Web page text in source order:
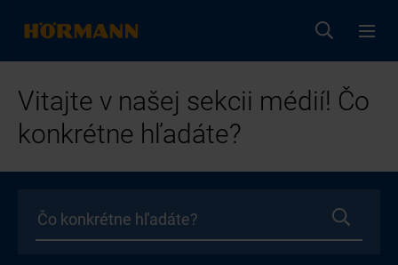
Vitajte v našej sekcii médií! Čo
konkrétne hľadáte?